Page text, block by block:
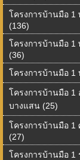
โครงการบ้านมือ 1
(136)
โครงการบ้านมือ
(36)
โครงการบ้านมือ 1
โครงการบ้านมือ 1
บางแสน (25)
โครงการบ้านมือ 1
(27)
โครงการบ้านมือ 1